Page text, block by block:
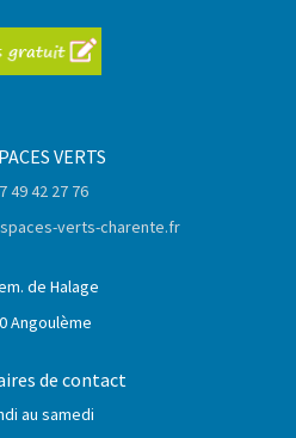
VERTS
49 42 27 76
verts-charente.fr
de Halage
Angoulème
de contact
au samedi